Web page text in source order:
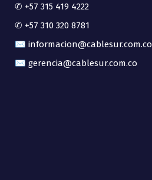
✆ +57 315 419 4222
✆ +57 310 320 8781
✉ informacion@cablesur.com.co
✉ gerencia@cablesur.com.co